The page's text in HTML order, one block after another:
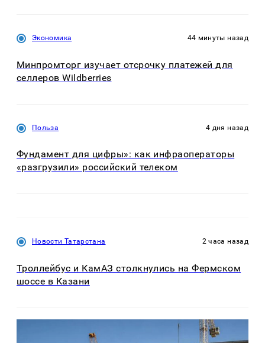
Экономика 44 минуты назад
Минпромторг изучает отсрочку платежей для
селлеров Wildberries
Польза 4 дня назад
Фундамент для цифры»: как инфраоператоры
«разгрузили» российский телеком
Новости Татарстана 2 часа назад
Троллейбус и КамАЗ столкнулись на Фермском
шоссе в Казани